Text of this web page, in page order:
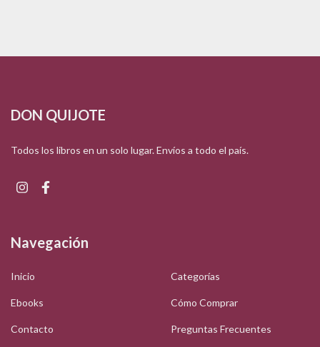
DON QUIJOTE
Todos los libros en un solo lugar. Envíos a todo el país.
Navegación
Inicio Categorías
Ebooks Cómo Comprar
Contacto Preguntas Frecuentes